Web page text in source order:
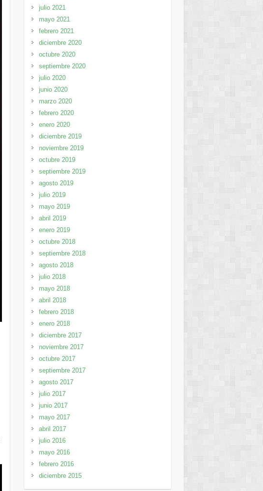
julio 2021
mayo 2021
febrero 2021
diciembre 2020
octubre 2020
septiembre 2020
julio 2020
junio 2020
marzo 2020
febrero 2020
enero 2020
diciembre 2019
noviembre 2019
octubre 2019
septiembre 2019
agosto 2019
julio 2019
mayo 2019
abril 2019
enero 2019
octubre 2018
septiembre 2018
agosto 2018
julio 2018
mayo 2018
abril 2018
febrero 2018
enero 2018
diciembre 2017
noviembre 2017
octubre 2017
septiembre 2017
agosto 2017
julio 2017
junio 2017
mayo 2017
abril 2017
julio 2016
mayo 2016
febrero 2016
diciembre 2015